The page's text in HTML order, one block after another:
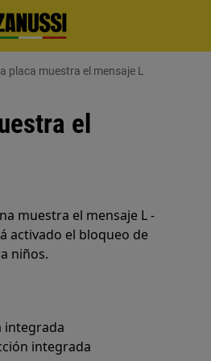
placa muestra el mensaje L
el
muestra el mensaje L -
activado el bloqueo de
niños.
integrada
integrada